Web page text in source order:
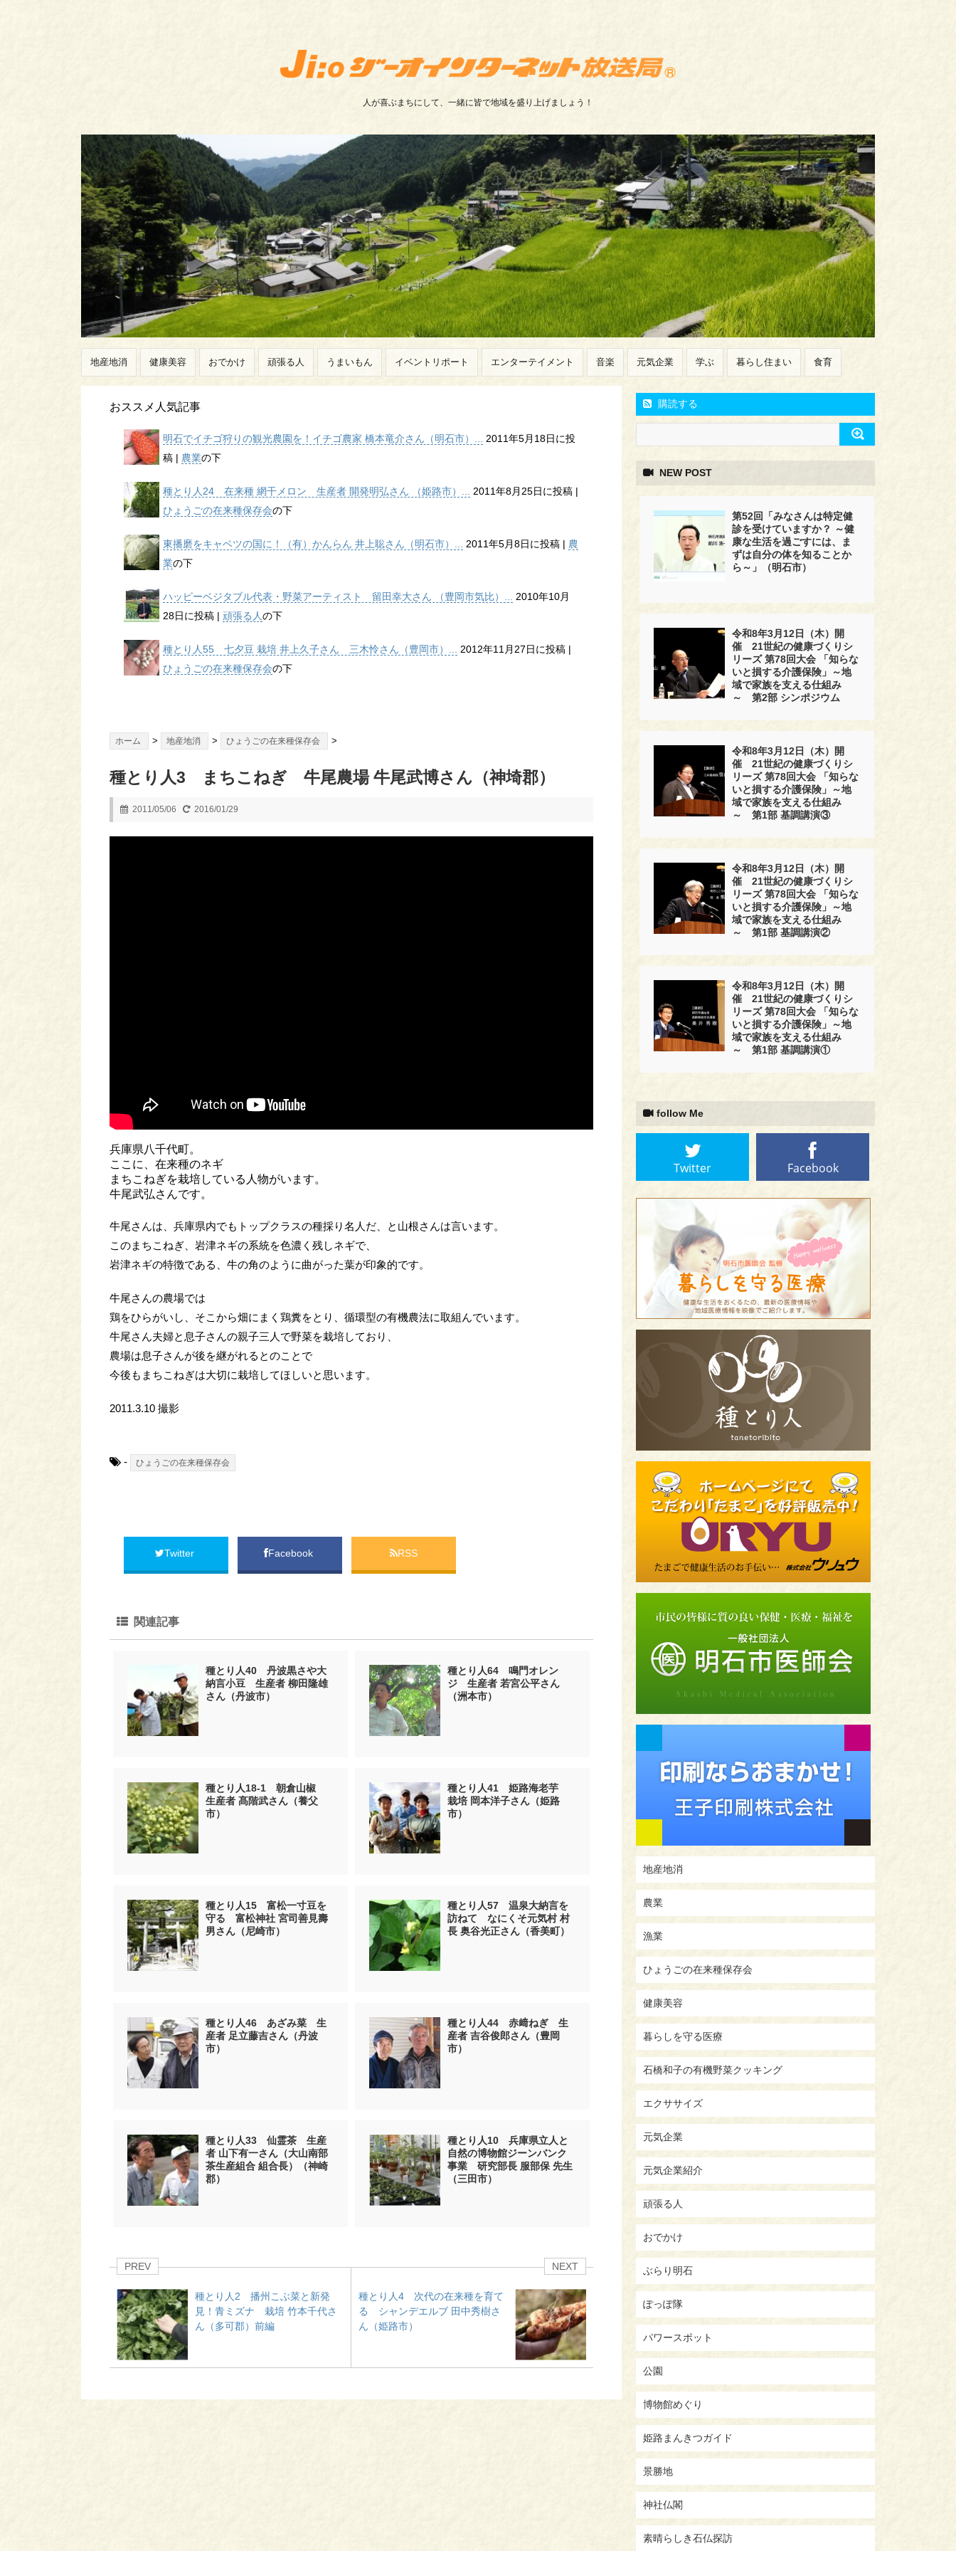
人が喜ぶまちにして、一緒に皆で地域を盛り上げましょう！
地産地消 健康美容 おでかけ 頑張る人 うまいもん イベントリポート エンターテイメント 音楽 元気企業 学ぶ 暮らし住まい 食育
おススメ人気記事
明石でイチゴ狩りの観光農園を！イチゴ農家 橋本竜介さん（明石市）...
2011年5月18日に投
稿 | 農業の下
種とり人24 在来種 網干メロン 生産者 開発明弘さん （姫路市）... 2011年8月25日に投稿 |
ひょうごの在来種保存会の下
東播磨をキャベツの国に！（有）かんらん 井上聡さん（明石市）... 2011年5月8日に投稿 | 農
業の下
ハッピーベジタブル代表・野菜アーティスト 留田幸大さん （豊岡市気比）...
2010年10月
28日に投稿 | 頑張る人の下
種とり人55 七夕豆 栽培 井上久子さん 三木怜さん（豊岡市）... 2012年11月27日に投稿 |
ひょうごの在来種保存会の下
ホーム > 地産地消 > ひょうごの在来種保存会 >
種とり人3 まちこねぎ 牛尾農場 牛尾武博さん（神埼郡）
2011/05/06 2016/01/29
兵庫県八千代町。
ここに、在来種のネギ
まちこねぎを栽培している人物がいます。
牛尾武弘さんです。
牛尾さんは、兵庫県内でもトップクラスの種採り名人だ、と山根さんは言います。
このまちこねぎ、岩津ネギの系統を色濃く残しネギで、
岩津ネギの特徴である、牛の角のように曲がった葉が印象的です。
牛尾さんの農場では
鶏をひらがいし、そこから畑にまく鶏糞をとり、循環型の有機農法に取組んでいます。
牛尾さん夫婦と息子さんの親子三人で野菜を栽培しており、
農場は息子さんが後を継がれるとのことで
今後もまちこねぎは大切に栽培してほしいと思います。
2011.3.10 撮影
- ひょうごの在来種保存会
Twitter Facebook RSS
関連記事
種とり人40 丹波黒さや大
納言小豆 生産者 柳田隆雄
さん（丹波市）
種とり人64 鳴門オレン
ジ 生産者 若宮公平さん
（洲本市）
種とり人18-1 朝倉山椒
生産者 髙階武さん（養父
市）
種とり人41 姫路海老芋
栽培 岡本洋子さん（姫路
市）
種とり人15 富松一寸豆を
守る 富松神社 宮司善見壽
男さん（尼崎市）
種とり人57 温泉大納言を
訪ねて なにくそ元気村 村
長 奥谷光正さん（香美町）
種とり人46 あざみ菜 生
産者 足立藤吉さん（丹波
市）
種とり人44 赤﨑ねぎ 生
産者 吉谷俊郎さん（豊岡
市）
種とり人33 仙霊茶 生産
者 山下有一さん（大山南部
茶生産組合 組合長）（神崎
郡）
種とり人10 兵庫県立人と
自然の博物館ジーンバンク
事業 研究部長 服部保 先生
（三田市）
PREV
種とり人2 播州こぶ菜と新発
見！青ミズナ 栽培 竹本千代さ
ん（多可郡）前編
NEXT
種とり人4 次代の在来種を育て
る シャンデエルブ 田中秀樹さ
ん（姫路市）
購読する
NEW POST
第52回「みなさんは特定健
診を受けていますか？ ～健
康な生活を過ごすには、ま
ずは自分の体を知ることか
ら～」（明石市）
令和8年3月12日（木）開
催 21世紀の健康づくりシ
リーズ 第78回大会 「知らな
いと損する介護保険」～地
域で家族を支える仕組み
～ 第2部 シンポジウム
令和8年3月12日（木）開
催 21世紀の健康づくりシ
リーズ 第78回大会 「知らな
いと損する介護保険」～地
域で家族を支える仕組み
～ 第1部 基調講演③
令和8年3月12日（木）開
催 21世紀の健康づくりシ
リーズ 第78回大会 「知らな
いと損する介護保険」～地
域で家族を支える仕組み
～ 第1部 基調講演②
令和8年3月12日（木）開
催 21世紀の健康づくりシ
リーズ 第78回大会 「知らな
いと損する介護保険」～地
域で家族を支える仕組み
～ 第1部 基調講演①
follow Me
Twitter Facebook
地産地消
農業
漁業
ひょうごの在来種保存会
健康美容
暮らしを守る医療
石橋和子の有機野菜クッキング
エクササイズ
元気企業
元気企業紹介
頑張る人
おでかけ
ぶらり明石
ぽっぽ隊
パワースポット
公園
博物館めぐり
姫路まんきつガイド
景勝地
神社仏閣
素晴らしき石仏探訪